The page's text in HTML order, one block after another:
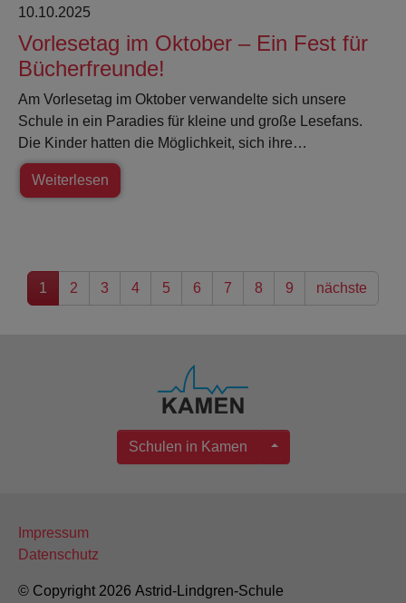
10.10.2025
Vorlesetag im Oktober – Ein Fest für
Bücherfreunde!
Am Vorlesetag im Oktober verwandelte sich unsere
Schule in ein Paradies für kleine und große Lesefans.
Die Kinder hatten die Möglichkeit, sich ihre…
Weiterlesen
1 2 3 4 5 6 7 8 9 nächste
Schulen in Kamen
Impressum
Datenschutz
© Copyright 2026 Astrid-Lindgren-Schule